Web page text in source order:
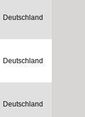
Deutschland
Deutschland
Deutschland